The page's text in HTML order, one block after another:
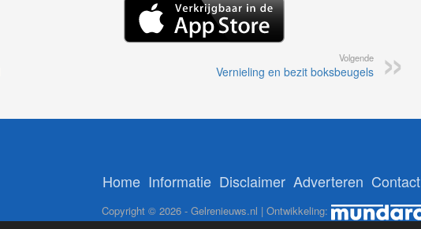
Volgende
Vernieling en bezit boksbeugels
Home Informatie Disclaimer Adverteren Contact
Copyright © 2026 - Gelrenieuws.nl | Ontwikkeling: